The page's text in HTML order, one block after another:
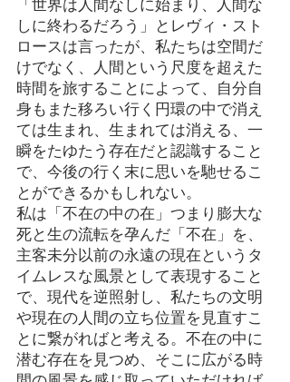
「世界は人間なしに始まり、人間な
しに終わるだろう」とレヴィ・スト
ロースは言ったが、私たちは空間だ
けでなく、人間という尺度を超えた
時間を旅することによって、自分自
身もまた移ろい行く円環の中で消え
ては生まれ、生まれては消える、一
瞬をたゆたう存在だと認識すること
で、今後の行く末に思いを馳せるこ
とができるかもしれない。
私は「不在の中の在」つまり膨大な
死と生の流転を孕んだ「不在」を、
主客未分以前の永遠の現在というタ
イムレスな風景として表現すること
で、現代を逆照射し、私たちの文明
や現在の人間の立ち位置を見直すこ
とに繋がればと考える。不在の中に
潜む存在を見つめ、そこに広がる時